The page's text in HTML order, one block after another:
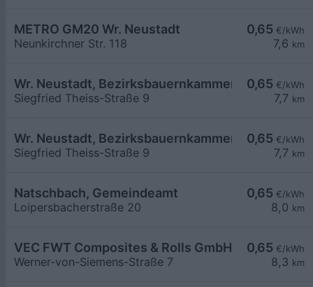
0,65 €/kWh
7,6 km
METRO GM20 Wr. Neustadt
Neunkirchner Str. 118
0,65 €/kWh
7,7 km
Wr. Neustadt, Bezirksbauernkammer
Siegfried Theiss-Straße 9
0,65 €/kWh
7,7 km
Wr. Neustadt, Bezirksbauernkammer
Siegfried Theiss-Straße 9
0,65 €/kWh
8,0 km
Natschbach, Gemeindeamt
Loipersbacherstraße 20
0,65 €/kWh
8,3 km
VEC FWT Composites & Rolls GmbH
Werner-von-Siemens-Straße 7